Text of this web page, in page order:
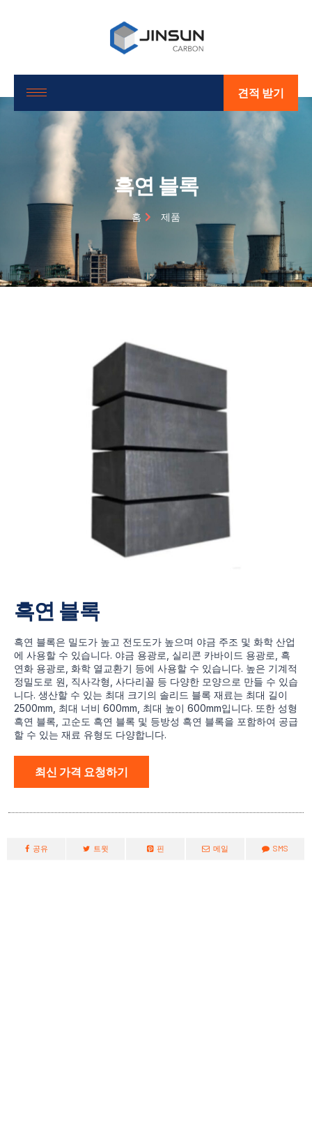
견적 받기
흑연 블록
홈 제품
흑연 블록
흑연 블록은 밀도가 높고 전도도가 높으며 야금 주조 및 화학 산업
에 사용할 수 있습니다. 야금 용광로, 실리콘 카바이드 용광로, 흑
연화 용광로, 화학 열교환기 등에 사용할 수 있습니다. 높은 기계적
정밀도로 원, 직사각형, 사다리꼴 등 다양한 모양으로 만들 수 있습
니다. 생산할 수 있는 최대 크기의 솔리드 블록 재료는 최대 길이
2500mm, 최대 너비 600mm, 최대 높이 600mm입니다. 또한 성형
흑연 블록, 고순도 흑연 블록 및 등방성 흑연 블록을 포함하여 공급
할 수 있는 재료 유형도 다양합니다.
최신 가격 요청하기
공유 트윗 핀 메일 SMS